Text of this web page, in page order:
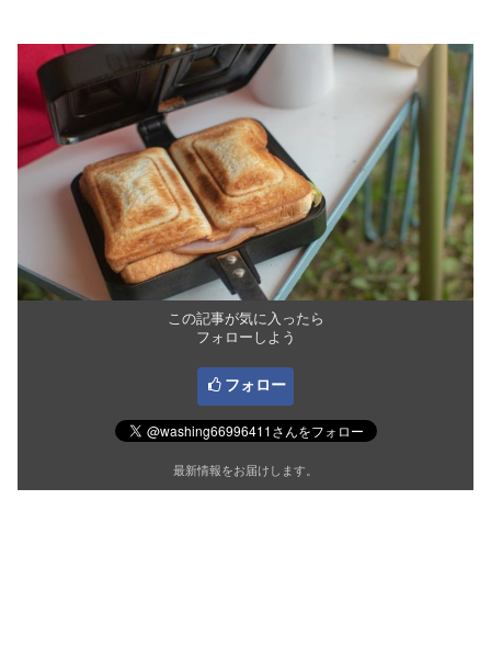
この記事が気に入ったら
フォローしよう
フォロー
最新情報をお届けします。